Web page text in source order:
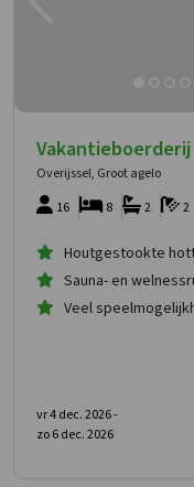
Overijssel, Groot agelo
16 2
2
8
Houtgestookte
Sauna- en
Veel
vr 4 dec. 2026 -
zo 6 dec. 2026